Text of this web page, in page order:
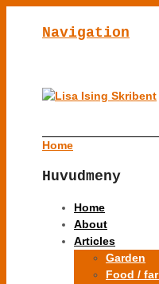
Navigation
Home
Huvudmeny
Home
About
Articles
Garden
Food /